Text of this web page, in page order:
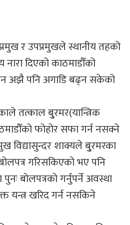
र उपप्रमुखले स्थानीय तहको
दिएको काठमाडौँको
अझै पनि अगाडि बढ्न सकेको
तत्काल बु्रमर(यान्त्रिक
फोहोर सफा गर्न नसक्ने
विद्यासुन्दर शाक्यले बु्रमरका
गरिसकिएको भए पनि
बोलपत्रको गर्नुपर्ने अवस्था
खरिद गर्न नसकिने